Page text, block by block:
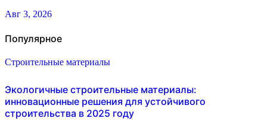
Авг 3, 2026
Популярное
Строительные материалы
Экологичные строительные материалы:
инновационные решения для устойчивого
строительства в 2025 году